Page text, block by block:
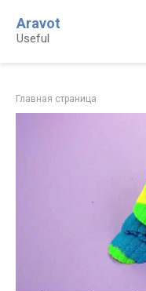
content
Aravot
Useful
Главная страница